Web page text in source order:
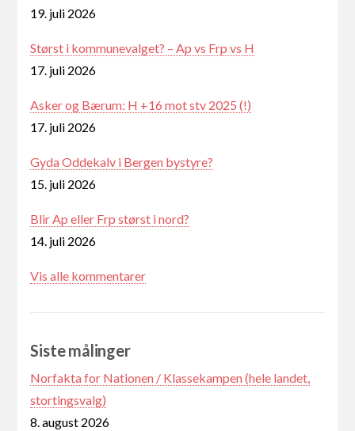
19. juli 2026
Størst i kommunevalget? – Ap vs Frp vs H
17. juli 2026
Asker og Bærum: H +16 mot stv 2025 (!)
17. juli 2026
Gyda Oddekalv i Bergen bystyre?
15. juli 2026
Blir Ap eller Frp størst i nord?
14. juli 2026
Vis alle kommentarer
Siste målinger
Norfakta for Nationen / Klassekampen (hele landet,
stortingsvalg)
8. august 2026